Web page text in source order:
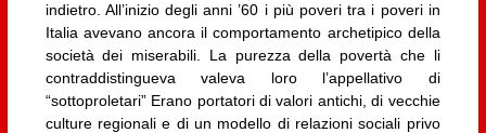
indietro. All’inizio degli anni ’60 i più poveri tra i poveri in
Italia avevano ancora il comportamento archetipico della
società dei miserabili. La purezza della povertà che li
contraddistingueva valeva loro l’appellativo di
“sottoproletari” Erano portatori di valori antichi, di vecchie
culture regionali e di un modello di relazioni sociali privo